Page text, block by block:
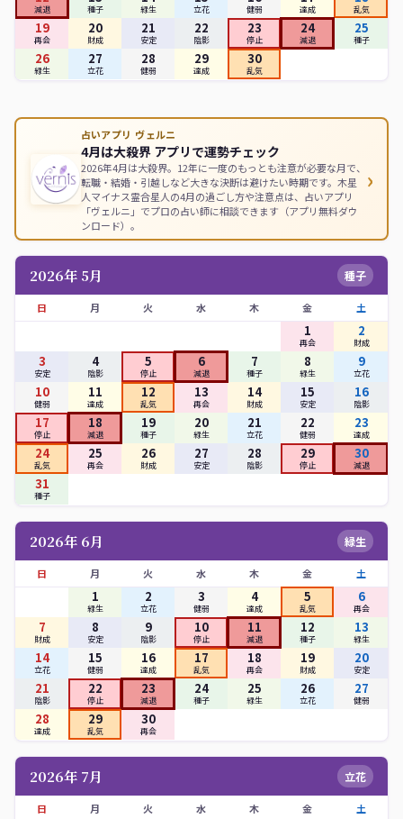
減退 種子 緑生 立花 健弱 達成 乱気
19
再会
20
財成
21
安定
22
陰影
23
停止
24
減退
25
種子
26
緑生
27
立花
28
健弱
29
達成
30
乱気
占いアプリ ヴェルニ
4月は大殺界 アプリで運勢チェック
2026年4月は大殺界。12年に一度のもっとも注意が必要な月で、
転職・結婚・引越しなど大きな決断は避けたい時期です。木星
人マイナス霊合星人の4月の過ごし方や注意点は、占いアプリ
「ヴェルニ」でプロの占い師に相談できます（アプリ無料ダウ
ンロード）。
›
2026年 5月 種子
日 月 火 水 木 金 土
1
再会
2
財成
3
安定
4
陰影
5
停止
6
減退
7
種子
8
緑生
9
立花
10
健弱
11
達成
12
乱気
13
再会
14
財成
15
安定
16
陰影
17
停止
18
減退
19
種子
20
緑生
21
立花
22
健弱
23
達成
24
乱気
25
再会
26
財成
27
安定
28
陰影
29
停止
30
減退
31
種子
2026年 6月 緑生
日 月 火 水 木 金 土
1
緑生
2
立花
3
健弱
4
達成
5
乱気
6
再会
7
財成
8
安定
9
陰影
10
停止
11
減退
12
種子
13
緑生
14
立花
15
健弱
16
達成
17
乱気
18
再会
19
財成
20
安定
21
陰影
22
停止
23
減退
24
種子
25
緑生
26
立花
27
健弱
28
達成
29
乱気
30
再会
2026年 7月 立花
日 月 火 水 木 金 土